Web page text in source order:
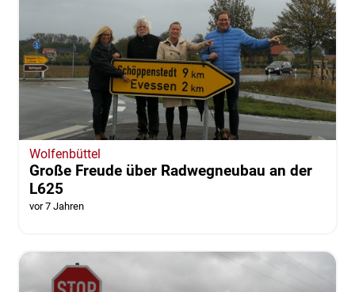
Wolfenbüttel
Große Freude über Radwegneubau an der
L625
vor 7 Jahren